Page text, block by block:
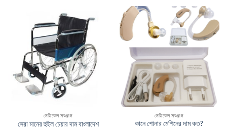
মেডিকেল সরঞ্জাম
সেরা মানের হুইল চেয়ার দাম বাংলাদেশ
মেডিকেল সরঞ্জাম
কানে শোনার মেশিনের দাম কত?